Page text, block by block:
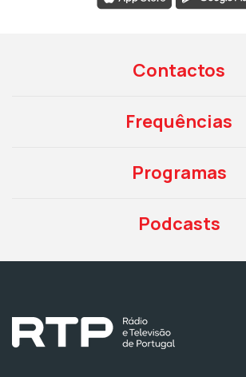
Contactos
Frequências
Programas
Podcasts